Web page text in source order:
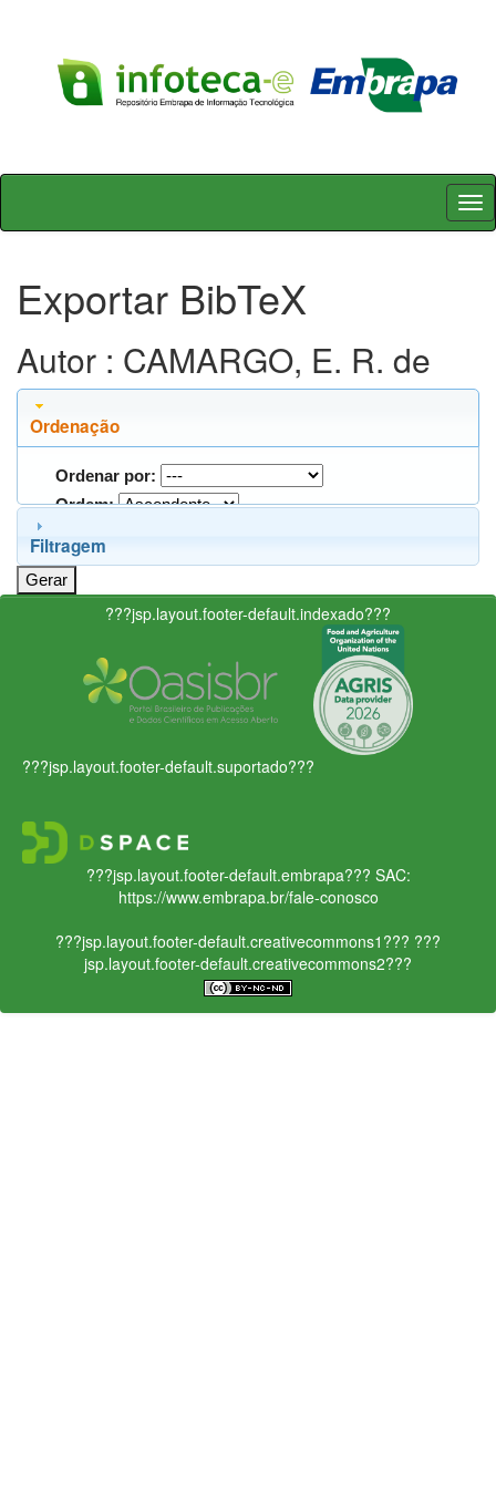
Skip
Exportar BibTeX
Autor : CAMARGO, E. R. de
Ordenação
Ordenar por:
Ordem:
Filtragem
???jsp.layout.footer-default.indexado???
???jsp.layout.footer-default.suportado???
???jsp.layout.footer-default.embrapa??? SAC:
https://www.embrapa.br/fale-conosco
???jsp.layout.footer-default.creativecommons1??? ???
jsp.layout.footer-default.creativecommons2???